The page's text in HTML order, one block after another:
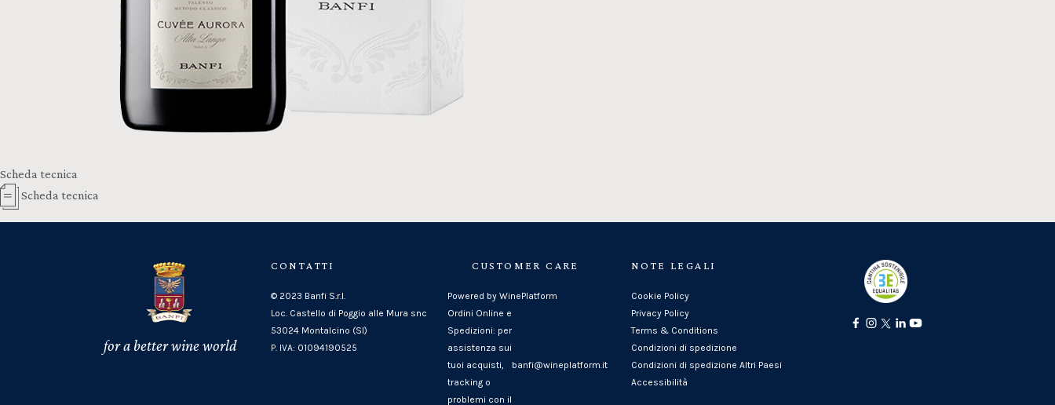
Scheda tecnica
Scheda tecnica
for a better wine world
CONTATTI
© 2023 Banfi S.r.l.
Loc. Castello di Poggio alle Mura snc
53024 Montalcino (SI)
P. IVA: 01094190525
CUSTOMER CARE
Powered by WinePlatform
Ordini Online e
Spedizioni: per
assistenza sui
tuoi acquisti,
tracking o
problemi con il
banfi@wineplatform.it
NOTE LEGALI
Cookie Policy
Privacy Policy
Terms & Conditions
Condizioni di spedizione
Condizioni di spedizione Altri Paesi
Accessibilità